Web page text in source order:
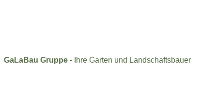
GaLaBau Gruppe - Ihre Garten und Landschaftsbauer